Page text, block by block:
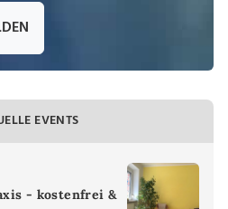
EVENTS
- kostenfrei &